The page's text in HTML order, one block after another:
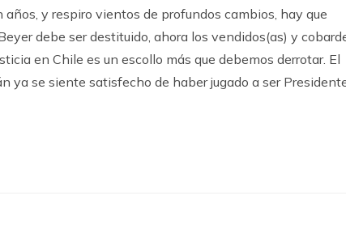
y respiro vientos de profundos cambios, hay que
debe ser destituido, ahora los vendidos(as) y
en Chile es un escollo más que debemos derrotar. El
ya se siente satisfecho de haber jugado a ser